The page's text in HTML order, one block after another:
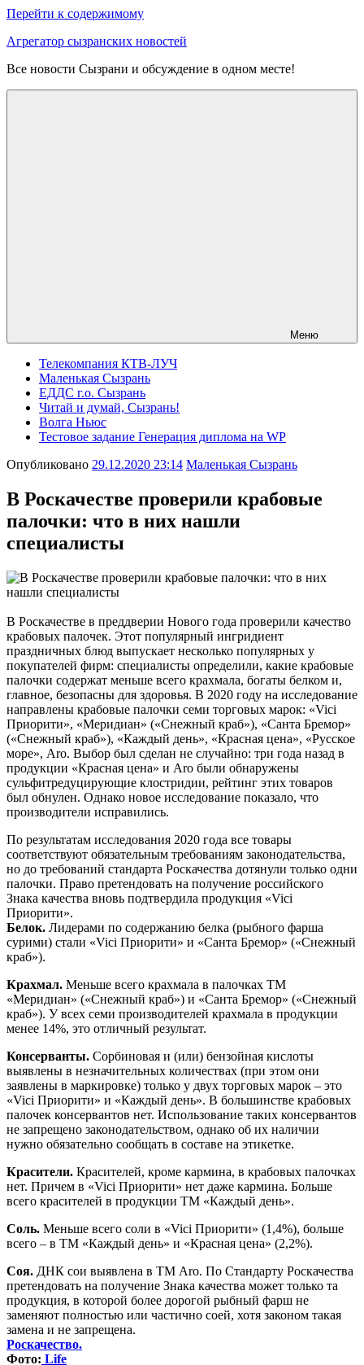
Перейти к содержимому
Агрегатор сызранских новостей
Все новости Сызрани и обсуждение в одном месте!
Меню
Телекомпания КТВ-ЛУЧ
Маленькая Сызрань
ЕДДС г.о. Сызрань
Читай и думай, Сызрань!
Волга Ньюс
Тестовое задание Генерация диплома на WP
Опубликовано 29.12.2020 23:14 Маленькая Сызрань
В Роскачестве проверили крабовые
палочки: что в них нашли
специалисты
В Роскачестве в преддверии Нового года проверили качество
крабовых палочек. Этот популярный ингридиент
праздничных блюд выпускает несколько популярных у
покупателей фирм: специалисты определили, какие крабовые
палочки содержат меньше всего крахмала, богаты белком и,
главное, безопасны для здоровья. В 2020 году на исследование
направлены крабовые палочки семи торговых марок: «Vici
Приорити», «Меридиан» («Снежный краб»), «Санта Бремор»
(«Снежный краб»), «Каждый день», «Красная цена», «Русское
море», Aro. Выбор был сделан не случайно: три года назад в
продукции «Красная цена» и Aro были обнаружены
сульфитредуцирующие клостридии, рейтинг этих товаров
был обнулен. Однако новое исследование показало, что
производители исправились.
По результатам исследования 2020 года все товары
соответствуют обязательным требованиям законодательства,
но до требований стандарта Роскачества дотянули только одни
палочки. Право претендовать на получение российского
Знака качества вновь подтвердила продукция «Vici
Приорити».
Белок. Лидерами по содержанию белка (рыбного фарша
сурими) стали «Vici Приорити» и «Санта Бремор» («Снежный
краб»).
Крахмал. Меньше всего крахмала в палочках ТМ
«Меридиан» («Снежный краб») и «Санта Бремор» («Снежный
краб»). У всех семи производителей крахмала в продукции
менее 14%, это отличный результат.
Консерванты. Сорбиновая и (или) бензойная кислоты
выявлены в незначительных количествах (при этом они
заявлены в маркировке) только у двух торговых марок – это
«Vici Приорити» и «Каждый день». В большинстве крабовых
палочек консервантов нет. Использование таких консервантов
не запрещено законодательством, однако об их наличии
нужно обязательно сообщать в составе на этикетке.
Красители. Красителей, кроме кармина, в крабовых палочках
нет. Причем в «Vici Приорити» нет даже кармина. Больше
всего красителей в продукции ТМ «Каждый день».
Соль. Меньше всего соли в «Vici Приорити» (1,4%), больше
всего – в ТМ «Каждый день» и «Красная цена» (2,2%).
Соя. ДНК сои выявлена в ТМ Aro. По Стандарту Роскачества
претендовать на получение Знака качества может только та
продукция, в которой более дорогой рыбный фарш не
заменяют полностью или частично соей, хотя законом такая
замена и не запрещена.
Роскачество.
Фото: Life